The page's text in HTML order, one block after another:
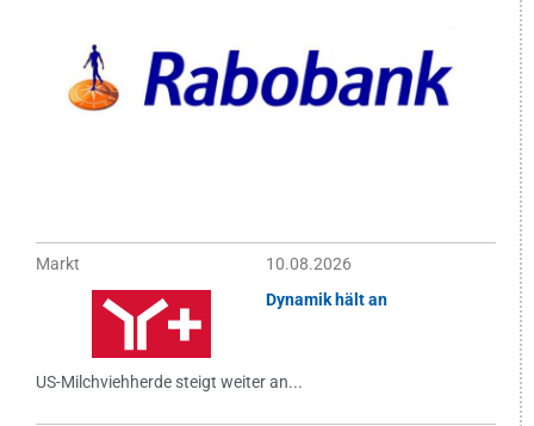
Markt
10.08.2026
Dynamik hält an
US-Milchviehherde steigt weiter an...